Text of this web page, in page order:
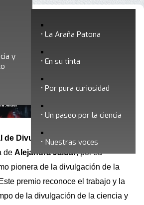
La Araña Patona
En su tinta
Por pura curiosidad
Un paseo por la ciencia
Nuestras voces
y
de Divulgación de
Jaidar" 2025
de Divulgación de la Ciencia
de Alejandra Jáidar, por su
pionera de la divulgación de la
premio reconoce el trabajo y la
de la divulgación de la ciencia y